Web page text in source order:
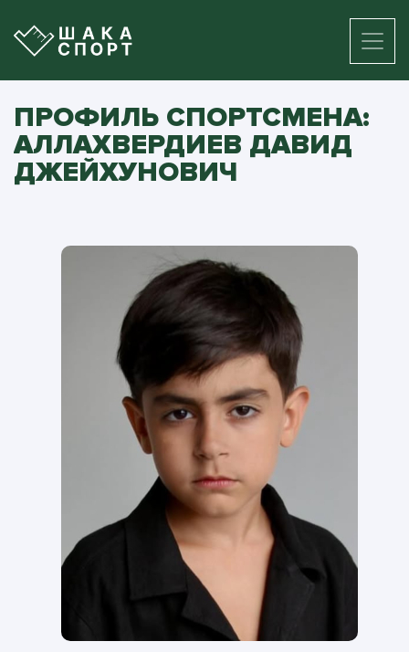
ПРОФИЛЬ СПОРТСМЕНА:
АЛЛАХВЕРДИЕВ ДАВИД
ДЖЕЙХУНОВИЧ